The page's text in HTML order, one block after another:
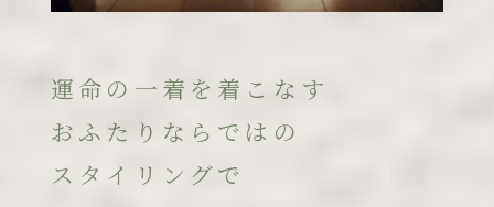
運命の一着を着こなす
おふたりならではの
スタイリングで